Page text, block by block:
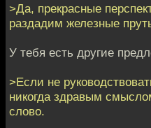
>Да, прекрасные
раздадим железные
У тебя есть другие
>Если не
никогда здравым
слово.